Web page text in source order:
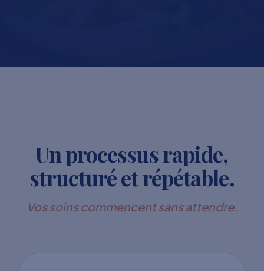
Un processus rapide,
structuré et répétable.
Vos soins commencent sans attendre.